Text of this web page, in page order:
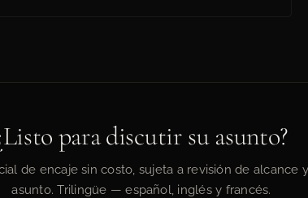
para discutir su asunto?
de encaje sin costo, sujeta a revisión de alcance
asunto. Trilingüe — español, inglés y francés.